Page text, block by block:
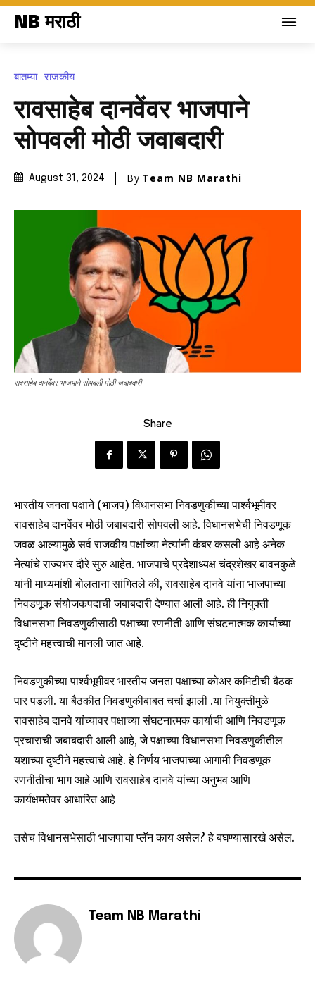
Join our community of
SUBSCRIBERS and be part of the
conversation.
your privacy and won't spam your inbox. Your information is
NB मराठी
बातम्या राजकीय
रावसाहेब दानवेंवर भाजपाने
सोपवली मोठी जवाबदारी
August 31, 2024 By Team NB Marathi
रावसाहेब दानवेंवर भाजपाने सोपवली मोठी जवाबदारी
Share
भारतीय जनता पक्षाने (भाजप) विधानसभा निवडणुकीच्या पार्श्वभूमीवर
रावसाहेब दानवेंवर मोठी जबाबदारी सोपवली आहे. विधानसभेची निवडणूक
जवळ आल्यामुळे सर्व राजकीय पक्षांच्या नेत्यांनी कंबर कसली आहे अनेक
नेत्यांचे राज्यभर दौरे सुरु आहेत. भाजपाचे प्रदेशाध्यक्ष चंद्रशेखर बावनकुळे
यांनी माध्यमांशी बोलताना सांगितले की, रावसाहेब दानवे यांना भाजपाच्या
निवडणूक संयोजकपदाची जबाबदारी देण्यात आली आहे. ही नियुक्ती
विधानसभा निवडणुकीसाठी पक्षाच्या रणनीती आणि संघटनात्मक कार्याच्या
दृष्टीने महत्त्वाची मानली जात आहे.
निवडणुकीच्या पार्श्वभूमीवर भारतीय जनता पक्षाच्या कोअर कमिटीची बैठक
पार पडली. या बैठकीत निवडणुकीबाबत चर्चा झाली .या नियुक्तीमुळे
रावसाहेब दानवे यांच्यावर पक्षाच्या संघटनात्मक कार्याची आणि निवडणूक
प्रचाराची जबाबदारी आली आहे, जे पक्षाच्या विधानसभा निवडणुकीतील
यशाच्या दृष्टीने महत्त्वाचे आहे. हे निर्णय भाजपाच्या आगामी निवडणूक
रणनीतीचा भाग आहे आणि रावसाहेब दानवे यांच्या अनुभव आणि
कार्यक्षमतेवर आधारित आहे
तसेच विधानसभेसाठी भाजपाचा प्लॅन काय असेल? हे बघण्यासारखे असेल.
Team NB Marathi